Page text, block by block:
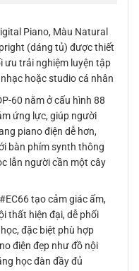
Piano, Màu Natural
(dáng tủ) được thiết
ưu trải nghiệm luyện tập
hoặc studio cá nhân
60 nằm ở cấu hình 88
ứng lực, giúp người
piano điện dễ hơn,
bàn phím synth thông
lẫn người cần một cây
tạo cảm giác ấm,
thất hiện đại, dễ phối
đặc biệt phù hợp
điện đẹp như đồ nội
học đàn đầy đủ